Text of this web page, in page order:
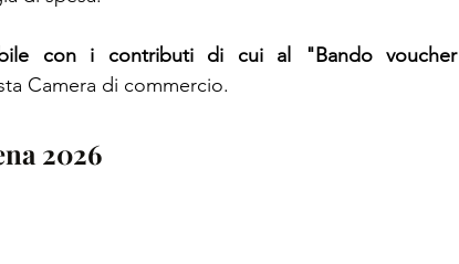
con i contributi di cui al "Bando voucher
Camera di commercio.
2026